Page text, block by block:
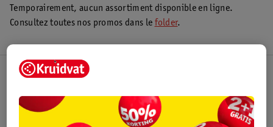
Temporairement, aucun assortiment disponible en ligne.
Consultez toutes nos promos dans le folder.